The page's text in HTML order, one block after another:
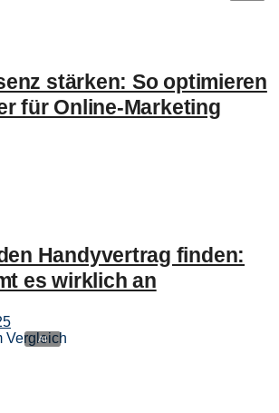
stärken: So optimieren
für Online-Marketing
Handyvertrag finden:
es wirklich an